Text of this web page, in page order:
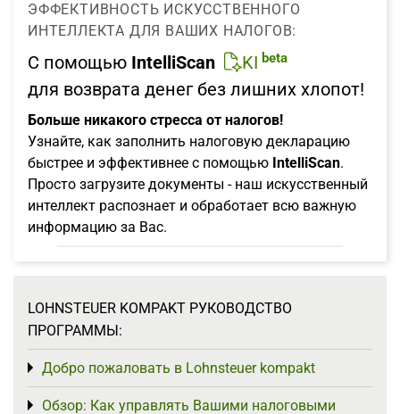
ЭФФЕКТИВНОСТЬ ИСКУССТВЕННОГО
ИНТЕЛЛЕКТА ДЛЯ ВАШИХ НАЛОГОВ:
С помощью IntelliScan KI beta
для возврата денег без лишних хлопот!
Больше никакого стресса от налогов!
Узнайте, как заполнить налоговую декларацию
быстрее и эффективнее с помощью IntelliScan.
Просто загрузите документы - наш искусственный
интеллект распознает и обработает всю важную
информацию за Вас.
LOHNSTEUER KOMPAKT РУКОВОДСТВО
ПРОГРАММЫ:
Добро пожаловать в Lohnsteuer kompakt
Toggle menu
Обзор: Как управлять Вашими налоговыми
Toggle menu